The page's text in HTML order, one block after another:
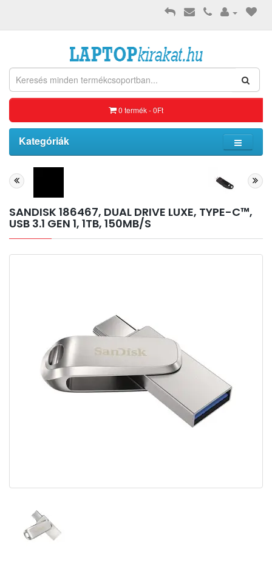
0 termék - 0Ft
Kategóriák
SANDISK 186467, DUAL DRIVE LUXE, TYPE-C™,
USB 3.1 GEN 1, 1TB, 150MB/S